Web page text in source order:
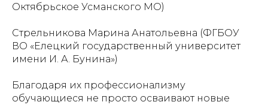
Октябрьское Усманского МО)
Стрельникова Марина Анатольевна (ФГБОУ
ВО «Елецкий государственный университет
имени И. А. Бунина»)
Благодаря их профессионализму
обучающиеся не просто осваивают новые